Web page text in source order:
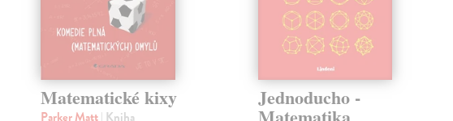
Matematické kixy
Parker Matt| Kniha
Jednoducho -